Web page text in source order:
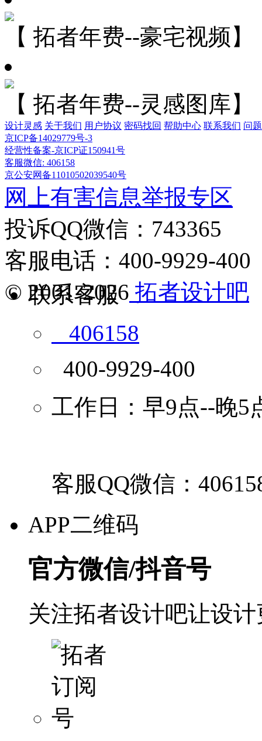
【 拓者年费--豪宅视频】
【 拓者年费--灵感图库】
设计灵感 关于我们 用户协议 密码找回 帮助中心 联系我们 问
京ICP备14029779号-3
经营性备案-京ICP证150941号
客服微信: 406158
京公安网备11010502039540号
网上有害信息举报专区
投诉QQ微信：743365
客服电话：400-9929-400
© 2001-2026 拓者设计吧
联系客服
406158
400-9929-400
工作日：早9点--晚5
客服QQ微信：
APP二维码
官方微信/抖音号
关注拓者设计吧让设